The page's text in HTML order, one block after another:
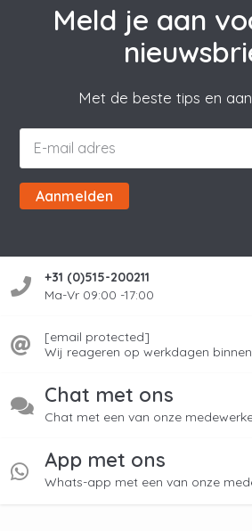
Meld je aan
Met de beste tips en
Aanmelden
+31 (0)515-200211
Ma-Vr 09:00 -17:00
[email protected]
Wij reageren op werkdagen
Chat met ons
Chat met een van onze
App met ons
Whats-app met een van onze